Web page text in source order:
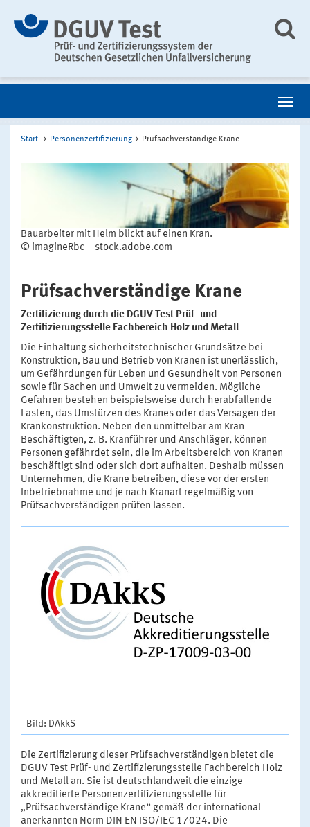
Start Personenzertifizierung Prüfsachverständige Krane
Bauarbeiter mit Helm blickt auf einen Kran.
© imagineRbc – stock.adobe.com
Prüfsachverständige Krane
Zertifizierung durch die DGUV Test Prüf- und
Zertifizierungsstelle Fachbereich Holz und Metall
Die Einhaltung sicherheitstechnischer Grundsätze bei
Konstruktion, Bau und Betrieb von Kranen ist unerlässlich,
um Gefährdungen für Leben und Gesundheit von Personen
sowie für Sachen und Umwelt zu vermeiden. Mögliche
Gefahren bestehen beispielsweise durch herabfallende
Lasten, das Umstürzen des Kranes oder das Versagen der
Krankonstruktion. Neben den unmittelbar am Kran
Beschäftigten, z. B. Kranführer und Anschläger, können
Personen gefährdet sein, die im Arbeitsbereich von Kranen
beschäftigt sind oder sich dort aufhalten. Deshalb müssen
Unternehmen, die Krane betreiben, diese vor der ersten
Inbetriebnahme und je nach Kranart regelmäßig von
Prüfsachverständigen prüfen lassen.
Bild: DAkkS
Die Zertifizierung dieser Prüfsachverständigen bietet die
DGUV Test Prüf- und Zertifizierungsstelle Fachbereich Holz
und Metall an. Sie ist deutschlandweit die einzige
akkreditierte Personenzertifizierungsstelle für
„Prüfsachverständige Krane“ gemäß der international
anerkannten Norm DIN EN ISO/IEC 17024. Die